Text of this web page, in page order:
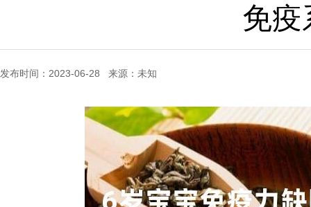
免疫
发布时间：2023-06-28 来源：未知